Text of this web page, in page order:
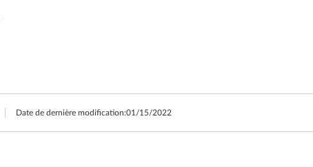
Date de dernière modification:01/15/2022